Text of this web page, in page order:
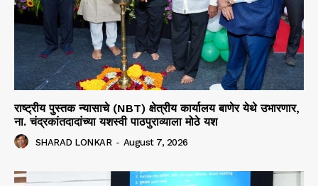
राष्ट्रीय पुस्तक न्यासाचे (NBT) क्षेत्रीय कार्यालय बाणेर येथे उभारणार,
ना. चंद्रकांतदादांच्या यशस्वी पाठपुराव्याला मोठे यश
SHARAD LONKAR - August 7, 2026